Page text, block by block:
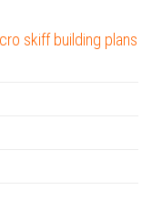
skiff building plans